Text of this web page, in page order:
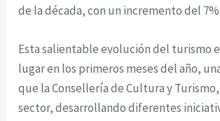
de la década, con un incremento del 7%.
Esta salientable evolución del turismo
lugar en los primeros meses del año,
que la Consellería de Cultura y
sector, desarrollando diferentes